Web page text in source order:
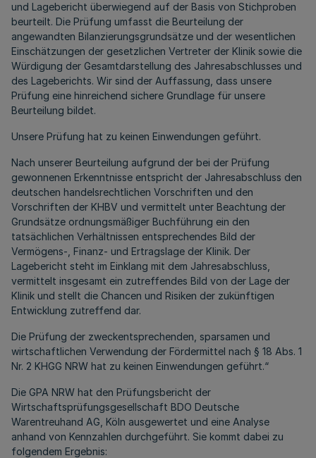
und Lagebericht überwiegend auf der Basis von Stichproben
beurteilt. Die Prüfung umfasst die Beurteilung der
angewandten Bilanzierungsgrundsätze und der wesentlichen
Einschätzungen der gesetzlichen Vertreter der Klinik sowie die
Würdigung der Gesamtdarstellung des Jahresabschlusses und
des Lageberichts. Wir sind der Auffassung, dass unsere
Prüfung eine hinreichend sichere Grundlage für unsere
Beurteilung bildet.
Unsere Prüfung hat zu keinen Einwendungen geführt.
Nach unserer Beurteilung aufgrund der bei der Prüfung
gewonnenen Erkenntnisse entspricht der Jahresabschluss den
deutschen handelsrechtlichen Vorschriften und den
Vorschriften der KHBV und vermittelt unter Beachtung der
Grundsätze ordnungsmäßiger Buchführung ein den
tatsächlichen Verhältnissen entsprechendes Bild der
Vermögens-, Finanz- und Ertragslage der Klinik. Der
Lagebericht steht im Einklang mit dem Jahresabschluss,
vermittelt insgesamt ein zutreffendes Bild von der Lage der
Klinik und stellt die Chancen und Risiken der zukünftigen
Entwicklung zutreffend dar.
Die Prüfung der zweckentsprechenden, sparsamen und
wirtschaftlichen Verwendung der Fördermittel nach § 18 Abs. 1
Nr. 2 KHGG NRW hat zu keinen Einwendungen geführt.“
Die GPA NRW hat den Prüfungsbericht der
Wirtschaftsprüfungsgesellschaft BDO Deutsche
Warentreuhand AG, Köln ausgewertet und eine Analyse
anhand von Kennzahlen durchgeführt. Sie kommt dabei zu
folgendem Ergebnis: